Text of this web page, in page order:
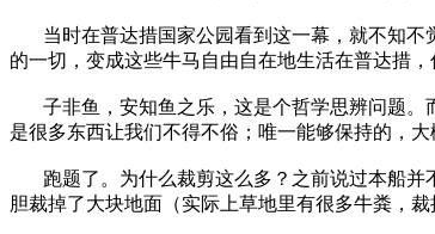
当时在普达措国家公园看到这一幕，就不知
的一切，变成这些牛马自由自在地生活在普达措，
子非鱼，安知鱼之乐，这是个哲学思辨问题
是很多东西让我们不得不俗；唯一能够保持的，
跑题了。为什么裁剪这么多？之前说过本船
胆裁掉了大块地面（实际上草地里有很多牛粪，